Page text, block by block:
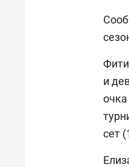
и
сет